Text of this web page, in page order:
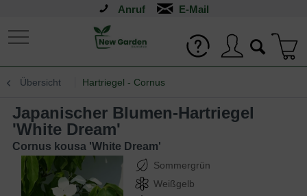
Anruf
Übersicht Hartriegel - Cornus
Japanischer Blumen-Hartriegel
'White Dream'
Cornus kousa 'White Dream'
Sommergrün
Weißgelb